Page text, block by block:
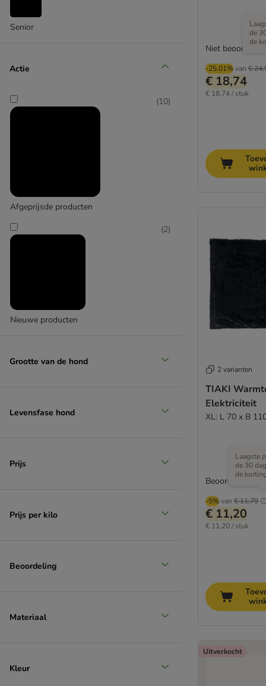
Senior
Actie
Afgeprijsde producten
(10)
Nieuwe producten
(2)
Grootte van de hond
Levensfase hond
Prijs
Prijs per kilo
Beoordeling
Materiaal
Kleur
-25.01%van €
de
de
€ 18,74
€ 18,74 / stuk
Niet beoordeeld
2 varianten
TIAKI
Elektriciteit
XL: L 70 x B
-5%van € 11,79
Laagste
de 30
de
€ 11,20
€ 11,20 / stuk
Beoordeling:
Uitverkocht